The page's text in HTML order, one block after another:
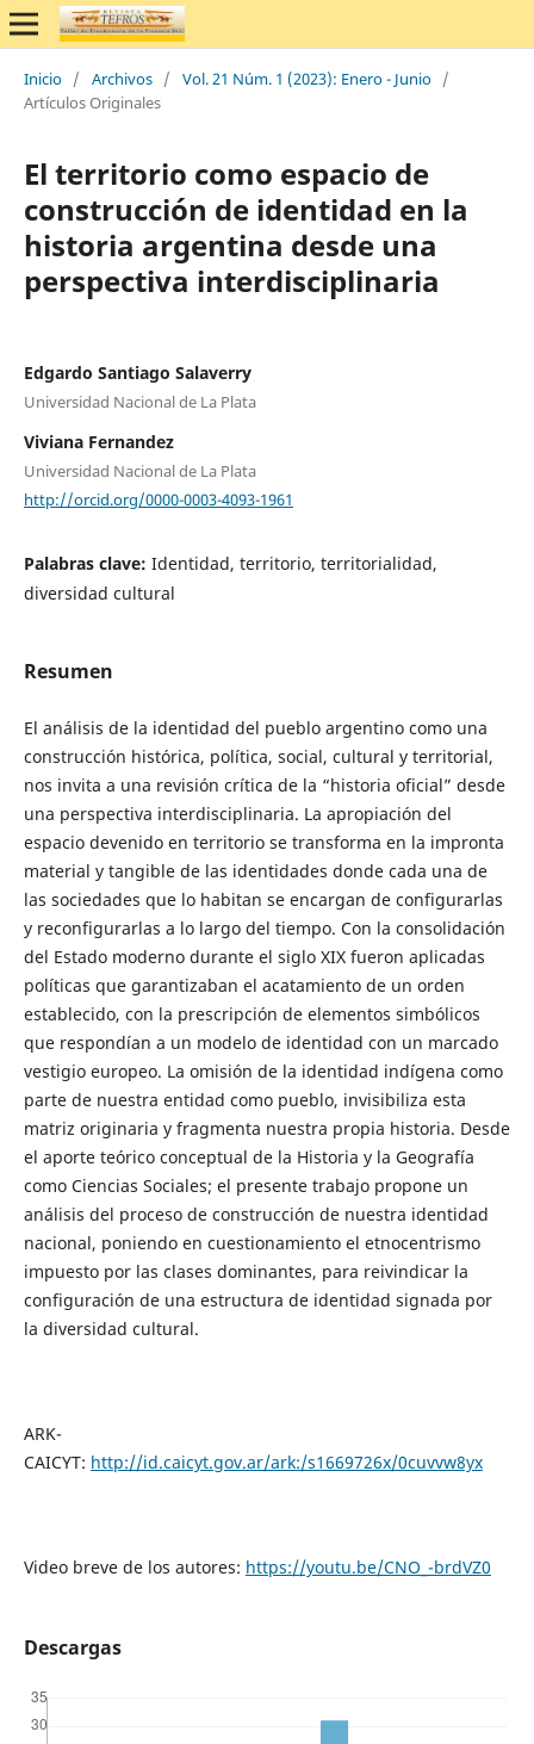
Inicio / Archivos / Vol. 21 Núm. 1 (2023): Enero - Junio /
Artículos Originales
El territorio como espacio de
construcción de identidad en la
historia argentina desde una
perspectiva interdisciplinaria
Edgardo Santiago Salaverry
Universidad Nacional de La Plata
Viviana Fernandez
Universidad Nacional de La Plata
http://orcid.org/0000-0003-4093-1961
Palabras clave: Identidad, territorio, territorialidad,
diversidad cultural
Resumen
El análisis de la identidad del pueblo argentino como una
construcción histórica, política, social, cultural y territorial,
nos invita a una revisión crítica de la “historia oficial” desde
una perspectiva interdisciplinaria. La apropiación del
espacio devenido en territorio se transforma en la impronta
material y tangible de las identidades donde cada una de
las sociedades que lo habitan se encargan de configurarlas
y reconfigurarlas a lo largo del tiempo. Con la consolidación
del Estado moderno durante el siglo XIX fueron aplicadas
políticas que garantizaban el acatamiento de un orden
establecido, con la prescripción de elementos simbólicos
que respondían a un modelo de identidad con un marcado
vestigio europeo. La omisión de la identidad indígena como
parte de nuestra entidad como pueblo, invisibiliza esta
matriz originaria y fragmenta nuestra propia historia. Desde
el aporte teórico conceptual de la Historia y la Geografía
como Ciencias Sociales; el presente trabajo propone un
análisis del proceso de construcción de nuestra identidad
nacional, poniendo en cuestionamiento el etnocentrismo
impuesto por las clases dominantes, para reivindicar la
configuración de una estructura de identidad signada por
la diversidad cultural.
ARK-
CAICYT: http://id.caicyt.gov.ar/ark:/s1669726x/0cuvvw8yx
Video breve de los autores: https://youtu.be/CNO_-brdVZ0
Descargas